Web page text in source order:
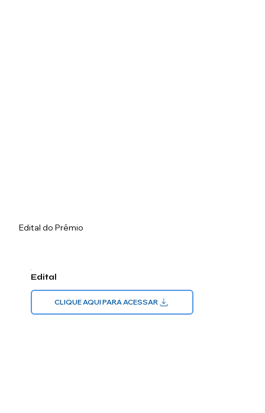
Edital do Prêmio
Edital
CLIQUE AQUI PARA ACESSAR